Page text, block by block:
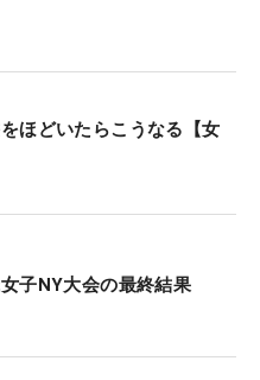
ほどいたらこうなる【女
子NY大会の最終結果